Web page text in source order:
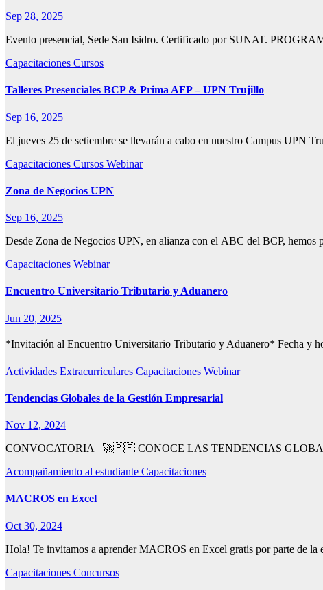
Sep 28, 2025
Evento presencial, Sede San Isidro. Certificado por SUNAT.
Capacitaciones Cursos
Talleres Presenciales BCP & Prima AFP – UPN Trujillo
Sep 16, 2025
El jueves 25 de setiembre se llevarán a cabo en nuestro Campus UPN
Capacitaciones Cursos Webinar
Zona de Negocios UPN
Sep 16, 2025
Desde Zona de Negocios UPN, en alianza con el ABC del BCP,
Capacitaciones Webinar
Encuentro Universitario Tributario y Aduanero
Jun 20, 2025
*Invitación al Encuentro Universitario Tributario y Aduanero* Fecha y
Actividades Extracurriculares Capacitaciones Webinar
Tendencias Globales de la Gestión Empresarial
Nov 12, 2024
CONVOCATORIA 🚀🇵🇪 CONOCE LAS TENDENCIAS
Acompañamiento al estudiante Capacitaciones
MACROS en Excel
Oct 30, 2024
Hola! Te invitamos a aprender MACROS en Excel gratis por parte de
Capacitaciones Concursos